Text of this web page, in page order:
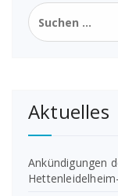
Suchen
nach:
Aktuelles
Ankündigungen